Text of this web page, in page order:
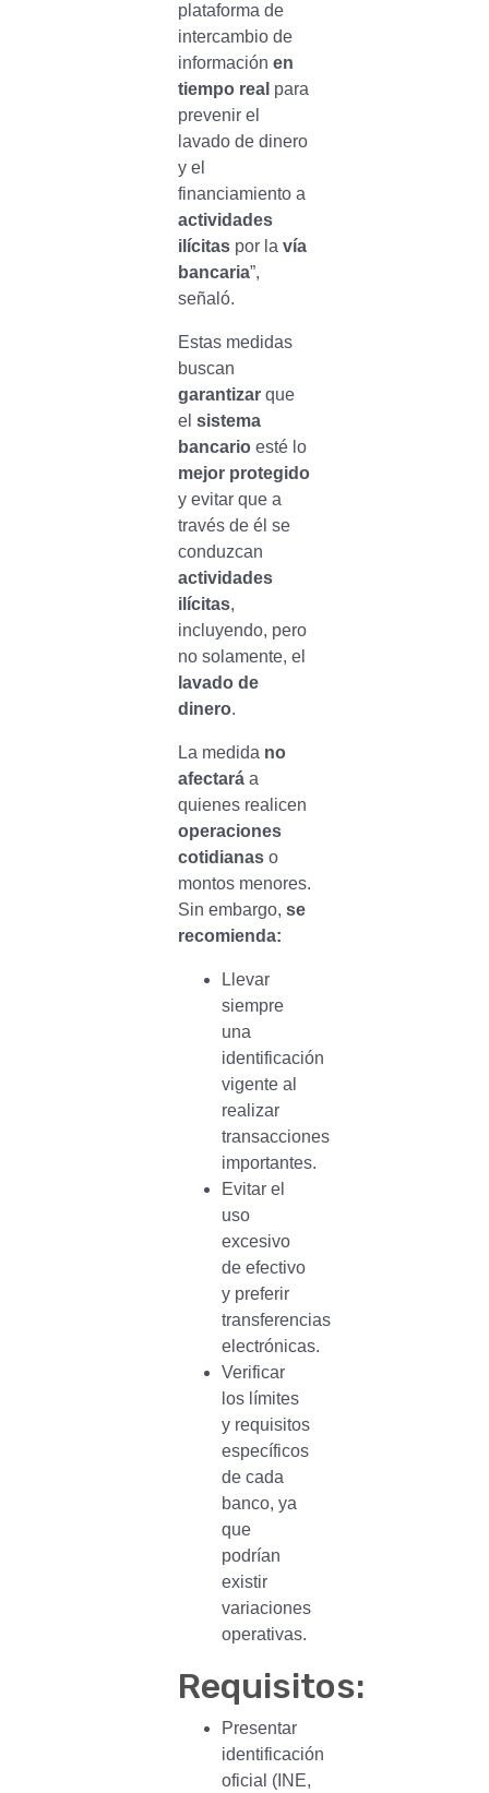
plataforma de
intercambio de
información en
tiempo real para
prevenir el
lavado de dinero
y el
financiamiento a
actividades
ilícitaspor la vía
bancaria”,
señaló.
Estas medidas
buscan
garantizarque
el sistema
bancarioesté lo
mejor protegido
y evitar que a
través de él se
conduzcan
actividades
ilícitas,
incluyendo, pero
no solamente, el
lavado de
dinero.
La medida no
afectaráa
quienes realicen
operaciones
cotidianaso
montos menores.
Sin embargo, se
recomienda:
Llevar
siempre
una
identificación
vigente al
realizar
transacciones
importantes.
Evitar el
uso
excesivo
de efectivo
y preferir
transferencias
electrónicas.
Verificar
los límites
y requisitos
específicos
de cada
banco, ya
que
podrían
existir
variaciones
operativas.
Requisitos:
Presentar
identificación
oficial (INE,